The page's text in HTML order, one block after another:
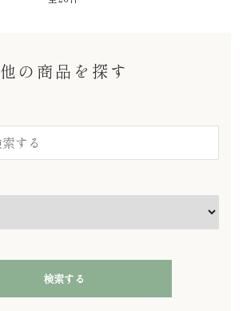
他の商品を探す
検索する